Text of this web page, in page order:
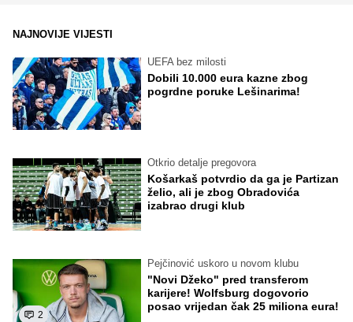
NAJNOVIJE VIJESTI
UEFA bez milosti
Dobili 10.000 eura kazne zbog
pogrdne poruke Lešinarima!
Otkrio detalje pregovora
Košarkaš potvrdio da ga je Partizan
želio, ali je zbog Obradovića
izabrao drugi klub
2
Pejčinović uskoro u novom klubu
"Novi Džeko" pred transferom
karijere! Wolfsburg dogovorio
posao vrijedan čak 25 miliona eura!